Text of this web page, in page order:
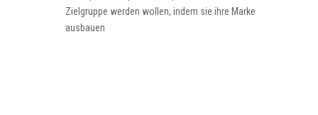
Zielgruppe werden wollen, indem sie ihre Marke
ausbauen